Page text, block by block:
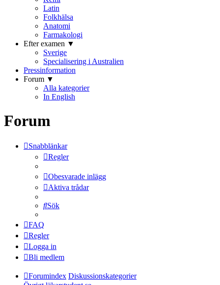
Latin
Folkhälsa
Anatomi
Farmakologi
Efter examen ▼
Sverige
Specialisering i Australien
Pressinformation
Forum ▼
Alla kategorier
In English
Forum
Snabblänkar
Regler
Obesvarade inlägg
Aktiva trådar
Sök
FAQ
Regler
Logga in
Bli medlem
Forumindex Diskussionskategorier